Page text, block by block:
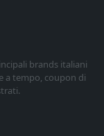
brands italiani
a tempo, coupon di